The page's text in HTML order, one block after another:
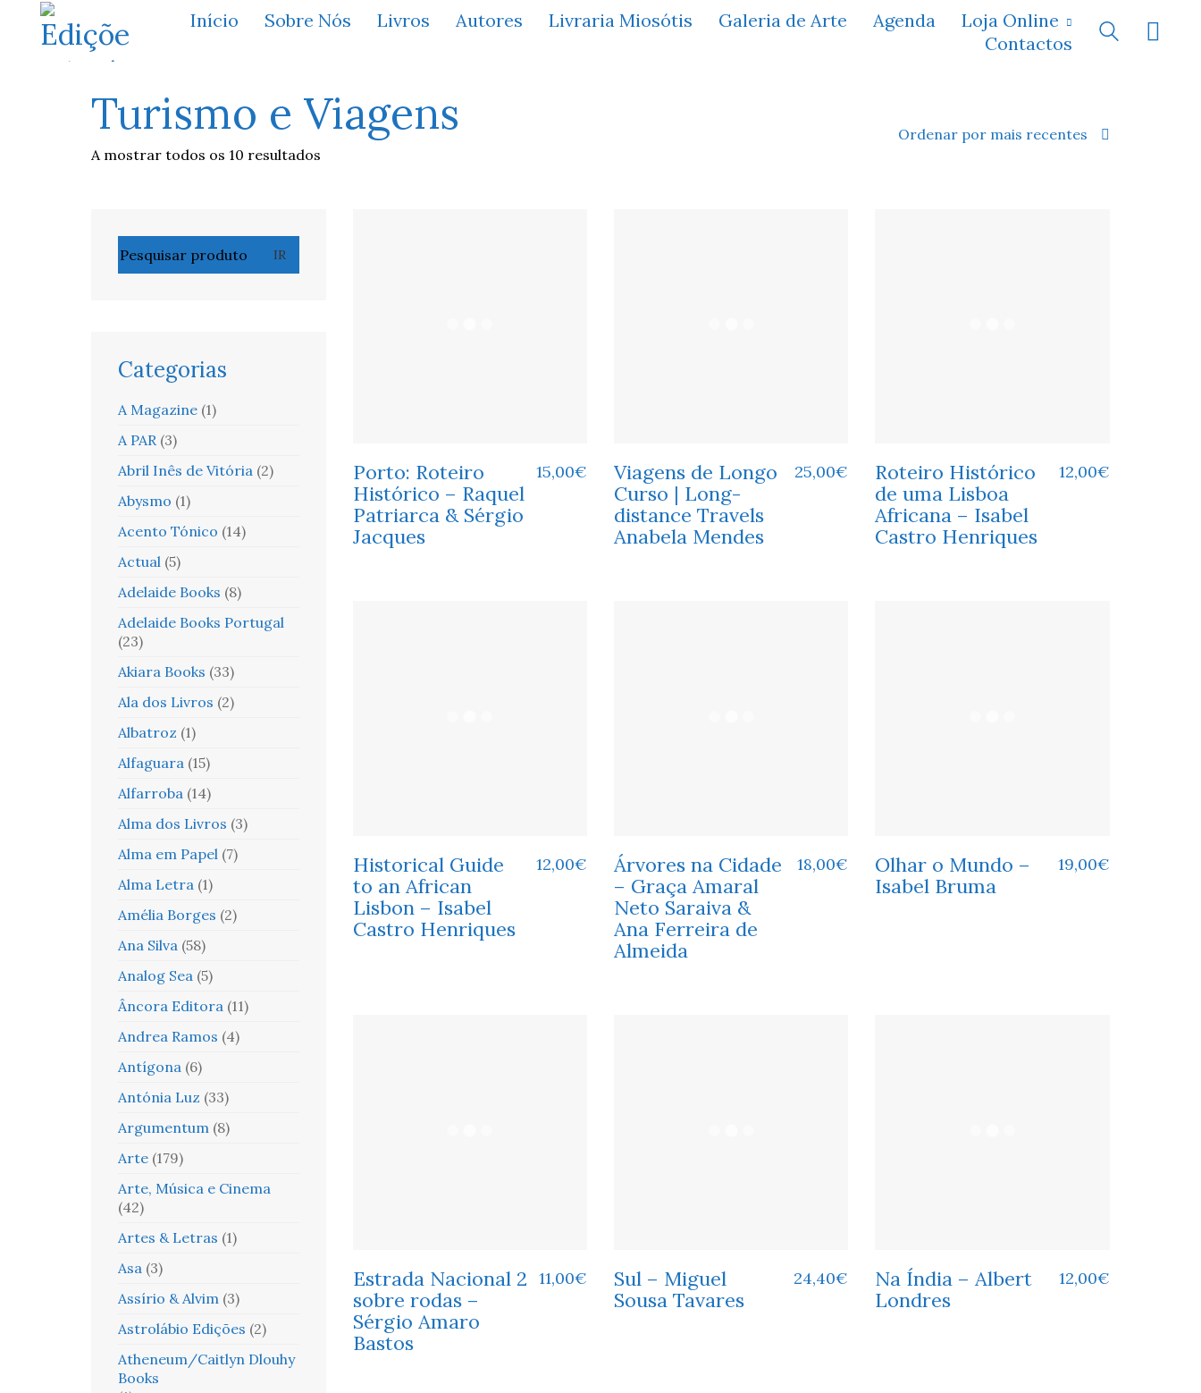
Início Sobre Nós Livros Autores Livraria Miosótis Galeria de Arte Agenda
Loja Online
Contactos
Turismo e Viagens
A mostrar todos os 10 resultados
Ordenar por mais recentes
Porto: Roteiro
Histórico – Raquel
Patriarca & Sérgio
Jacques
15,00€
Viagens de Longo
Curso | Long-
distance Travels
Anabela Mendes
25,00€
Roteiro Histórico
de uma Lisboa
Africana – Isabel
Castro Henriques
12,00€
Historical Guide
to an African
Lisbon – Isabel
Castro Henriques
12,00€
Árvores na Cidade
– Graça Amaral
Neto Saraiva &
Ana Ferreira de
Almeida
18,00€
Olhar o Mundo –
Isabel Bruma
19,00€
Estrada Nacional 2
sobre rodas –
Sérgio Amaro
Bastos
11,00€
Sul – Miguel
Sousa Tavares
24,40€
Na Índia – Albert
Londres
12,00€
por:
IR
Categorias
A Magazine (1)
A PAR (3)
Abril Inês de Vitória (2)
Abysmo (1)
Acento Tónico (14)
Actual (5)
Adelaide Books (8)
Adelaide Books Portugal
(23)
Akiara Books (33)
Ala dos Livros (2)
Albatroz (1)
Alfaguara (15)
Alfarroba (14)
Alma dos Livros (3)
Alma em Papel (7)
Alma Letra (1)
Amélia Borges (2)
Ana Silva (58)
Analog Sea (5)
Âncora Editora (11)
Andrea Ramos (4)
Antígona (6)
Antónia Luz (33)
Argumentum (8)
Arte (179)
Arte, Música e Cinema
(42)
Artes & Letras (1)
Asa (3)
Assírio & Alvim (3)
Astrolábio Edições (2)
Atheneum/Caitlyn Dlouhy
Books